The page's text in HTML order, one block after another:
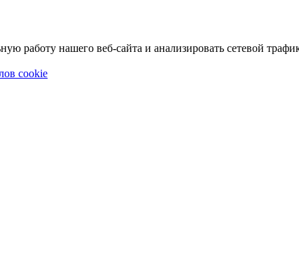
работу нашего веб-сайта и анализировать сетевой
cookie